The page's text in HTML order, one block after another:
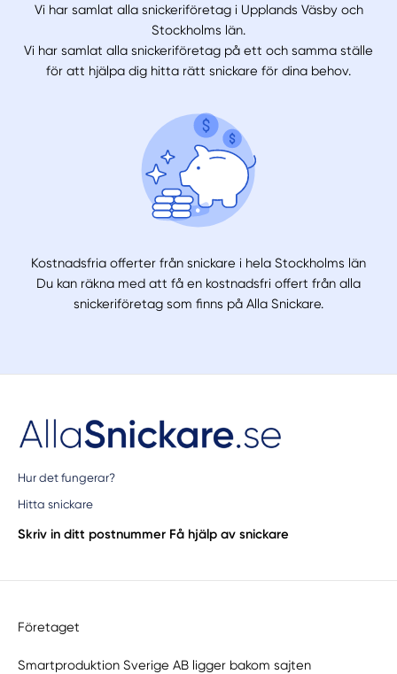
Vi har samlat alla snickeriföretag i Upplands Väsby och
Stockholms län.
Vi har samlat alla snickeriföretag på ett och samma ställe
för att hjälpa dig hitta rätt snickare för dina behov.
Kostnadsfria offerter från snickare i hela Stockholms län
Du kan räkna med att få en kostnadsfri offert från alla
snickeriföretag som finns på Alla Snickare.
Hur det fungerar?
Hitta snickare
Skriv in ditt postnummer Få hjälp av snickare
Företaget
Smartproduktion Sverige AB ligger bakom sajten